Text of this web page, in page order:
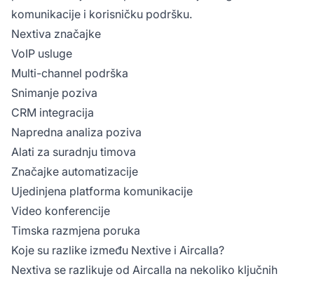
komunikacije i korisničku podršku.
Nextiva značajke
VoIP usluge
Multi-channel podrška
Snimanje poziva
CRM integracija
Napredna analiza poziva
Alati za suradnju timova
Značajke automatizacije
Ujedinjena platforma komunikacije
Video konferencije
Timska razmjena poruka
Koje su razlike između Nextive i Aircalla?
Nextiva se razlikuje od Aircalla na nekoliko ključnih